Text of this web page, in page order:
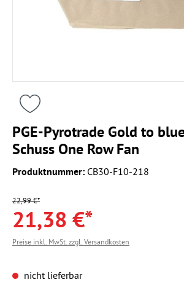
PGE-Pyrotrade Gold to
Schuss One Row Fan
Produktnummer: CB30-F10-218
22,99 €*
21,38 €*
Preise inkl. MwSt. zzgl. Versandkosten
nicht lieferbar